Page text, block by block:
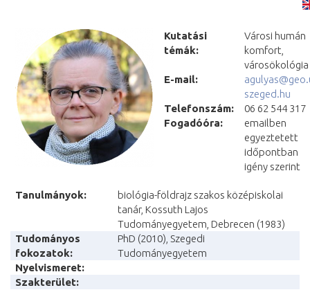
Kutatási
témák:
Városi humán
komfort,
városökológia
E-mail:
szeged.hu
Telefonszám:
06 62 544 317
Fogadóóra:
emailben
egyeztetett
időpontban
igény szerint
Tanulmányok:
biológia-földrajz szakos középiskolai
tanár, Kossuth Lajos
Tudományegyetem, Debrecen (1983)
Tudományos
fokozatok:
PhD (2010), Szegedi
Tudományegyetem
Nyelvismeret:
Szakterület: